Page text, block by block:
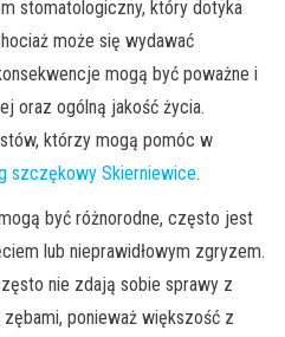
stomatologiczny, który dotyka
może się wydawać
mogą być poważne i
oraz ogólną jakość życia.
którzy mogą pomóc w
szczękowy Skierniewice.
być różnorodne, często jest
lub nieprawidłowym zgryzem.
nie zdają sobie sprawy z
ponieważ większość z